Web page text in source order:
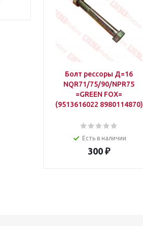
Болт рессоры Д=16
NQR71/75/90/NPR75
=GREEN FOX=
(9513616022 8980114870)
Есть в наличии
300 ₽